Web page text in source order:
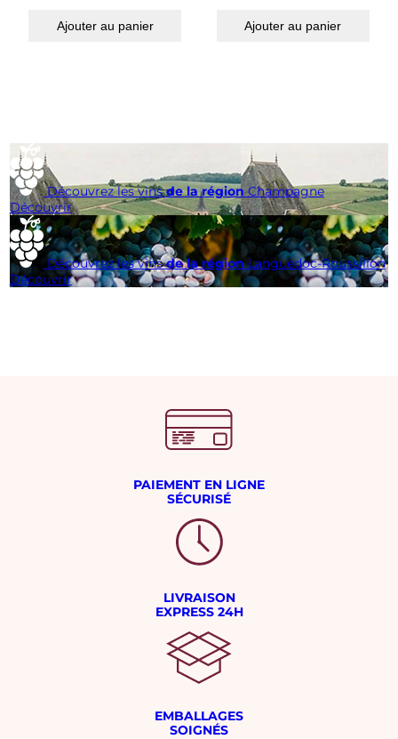
Ajouter au panier Ajouter au panier
Découvrez les vins de la régionChampagne
Découvrir
Découvrez les vins de la régionLanguedoc-Roussillon
Découvrir
PAIEMENT EN LIGNE
SÉCURISÉ
LIVRAISON
EXPRESS 24H
EMBALLAGES
SOIGNÉS